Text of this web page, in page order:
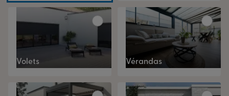
Volets Vérandas